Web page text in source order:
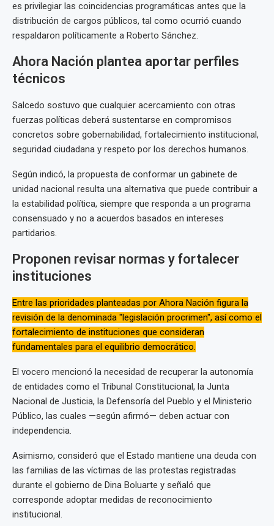
es privilegiar las coincidencias programáticas antes que la
distribución de cargos públicos, tal como ocurrió cuando
respaldaron políticamente a Roberto Sánchez.
Ahora Nación plantea aportar perfiles
técnicos
Salcedo sostuvo que cualquier acercamiento con otras
fuerzas políticas deberá sustentarse en compromisos
concretos sobre gobernabilidad, fortalecimiento institucional,
seguridad ciudadana y respeto por los derechos humanos.
Según indicó, la propuesta de conformar un gabinete de
unidad nacional resulta una alternativa que puede contribuir a
la estabilidad política, siempre que responda a un programa
consensuado y no a acuerdos basados en intereses
partidarios.
Proponen revisar normas y fortalecer
instituciones
Entre las prioridades planteadas por Ahora Nación figura la
revisión de la denominada "legislación procrimen", así como el
fortalecimiento de instituciones que consideran
fundamentales para el equilibrio democrático.
El vocero mencionó la necesidad de recuperar la autonomía
de entidades como el Tribunal Constitucional, la Junta
Nacional de Justicia, la Defensoría del Pueblo y el Ministerio
Público, las cuales —según afirmó— deben actuar con
independencia.
Asimismo, consideró que el Estado mantiene una deuda con
las familias de las víctimas de las protestas registradas
durante el gobierno de Dina Boluarte y señaló que
corresponde adoptar medidas de reconocimiento
institucional.